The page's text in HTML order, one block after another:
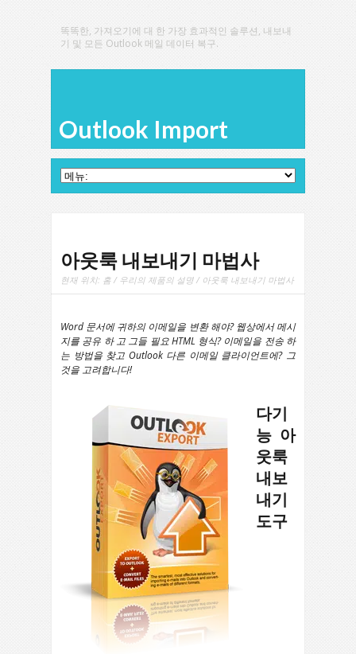
똑똑한, 가져오기에 대 한 가장 효과적인 솔루션, 내보내
기 및 모든 Outlook 메일 데이터 복구.
Outlook Import
아웃룩 내보내기 마법사
현재 위치: 홈 / 우리의 제품의 설명 / 아웃룩 내보내기 마법사
Word 문서에 귀하의 이메일을 변환 해야? 웹상에서 메시
지를 공유 하 고 그들 필요 HTML 형식? 이메일을 전송 하
는 방법을 찾고 Outlook다른 이메일 클라이언트에? 그
것을 고려합니다!
다기
능 아
웃룩
내보
내기
도구